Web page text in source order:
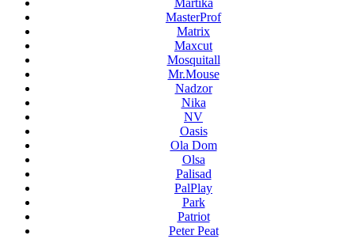
Martika
MasterProf
Matrix
Maxcut
Mosquitall
Mr.Mouse
Nadzor
Nika
NV
Oasis
Ola Dom
Olsa
Palisad
PalPlay
Park
Patriot
Peter Peat